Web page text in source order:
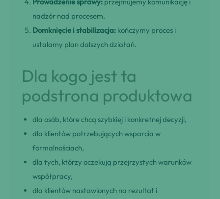
nadzór nad procesem.
Domknięcie i stabilizacja: kończymy proces i
ustalamy plan dalszych działań.
Dla kogo jest ta
podstrona produktowa
dla osób, które chcą szybkiej i konkretnej decyzji,
dla klientów potrzebujących wsparcia w
formalnościach,
dla tych, którzy oczekują przejrzystych warunków
współpracy,
dla klientów nastawionych na rezultat i